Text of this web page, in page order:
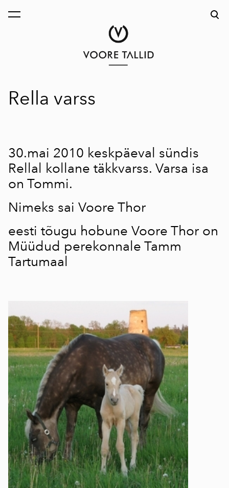
lisati ostukorvi.
Rella varss
30.mai 2010 keskpäeval sündis
Rellal kollane täkkvarss. Varsa isa
on Tommi.
Nimeks sai Voore Thor
eesti tõugu hobune Voore Thor on
Müüdud perekonnale Tamm
Tartumaal